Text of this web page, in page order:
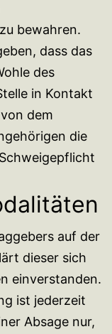
bewahren.
dass das
des
in Kontakt
dem
die
auf der
dieser sich
einverstanden.
ist jederzeit
Absage nur,